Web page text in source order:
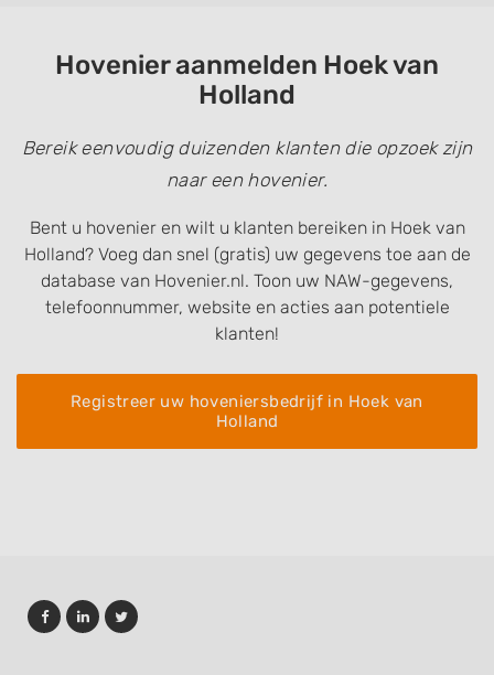
Hovenier aanmelden Hoek van
Holland
Bereik eenvoudig duizenden klanten die opzoek zijn
naar een hovenier.
Bent u hovenier en wilt u klanten bereiken in Hoek van
Holland? Voeg dan snel (gratis) uw gegevens toe aan de
database van Hovenier.nl. Toon uw NAW-gegevens,
telefoonnummer, website en acties aan potentiele
klanten!
Registreer uw hoveniersbedrijf in Hoek van
Holland